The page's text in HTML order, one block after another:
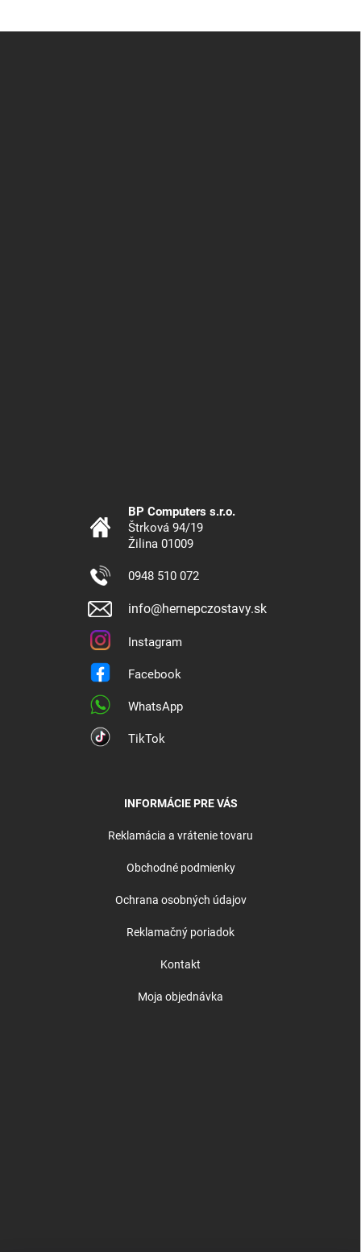
BP Computers s.r.o.
Štrková 94/19
Žilina 01009
0948 510 072
info@hernepczostavy.sk
Instagram
Facebook
WhatsApp
TikTok
INFORMÁCIE PRE VÁS
Reklamácia a vrátenie tovaru
Obchodné podmienky
Ochrana osobných údajov
Reklamačný poriadok
Kontakt
Moja objednávka